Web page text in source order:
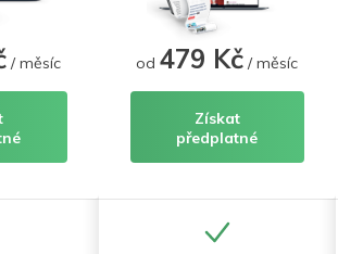
/ měsíc od479 Kč / měsíc
Získat
předplatné